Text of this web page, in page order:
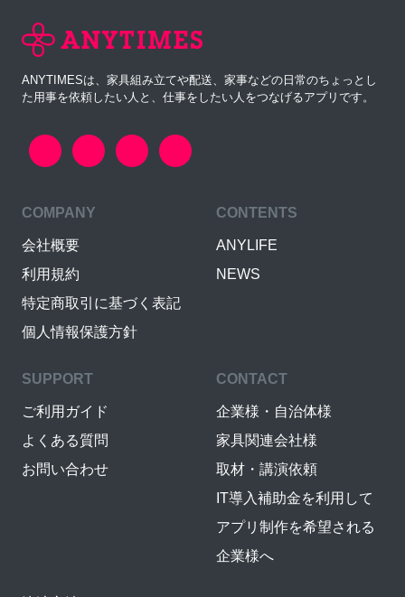
ANYTIMESは、家具組み立てや配送、家事などの日常のちょっとし
た用事を依頼したい人と、仕事をしたい人をつなげるアプリです。
COMPANY
会社概要
利用規約
特定商取引に基づく表記
個人情報保護方針
CONTENTS
ANYLIFE
NEWS
SUPPORT
ご利用ガイド
よくある質問
お問い合わせ
CONTACT
企業様・自治体様
家具関連会社様
取材・講演依頼
IT導入補助金を利用して
アプリ制作を希望される
企業様へ